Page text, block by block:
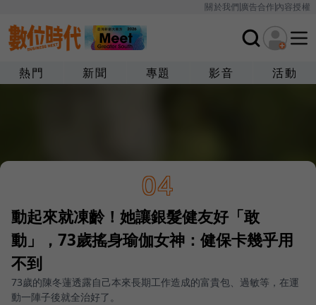
關於我們廣告合作內容授權
熱門 新聞 專題 影音 活動
04
動起來就凍齡！她讓銀髮健友好「敢
動」，73歲搖身瑜伽女神：健保卡幾乎用
不到
73歲的陳冬蓮透露自己本來長期工作造成的富貴包、過敏等，在運
動一陣子後就全治好了。